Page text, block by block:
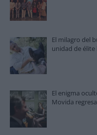
El milagro del
unidad de élite
El enigma
Movida